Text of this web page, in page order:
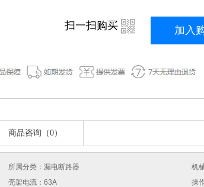
加入
扫一扫购买 i
商品咨询（0）
所属分类：漏电断路器
机
壳架电流：63A
操